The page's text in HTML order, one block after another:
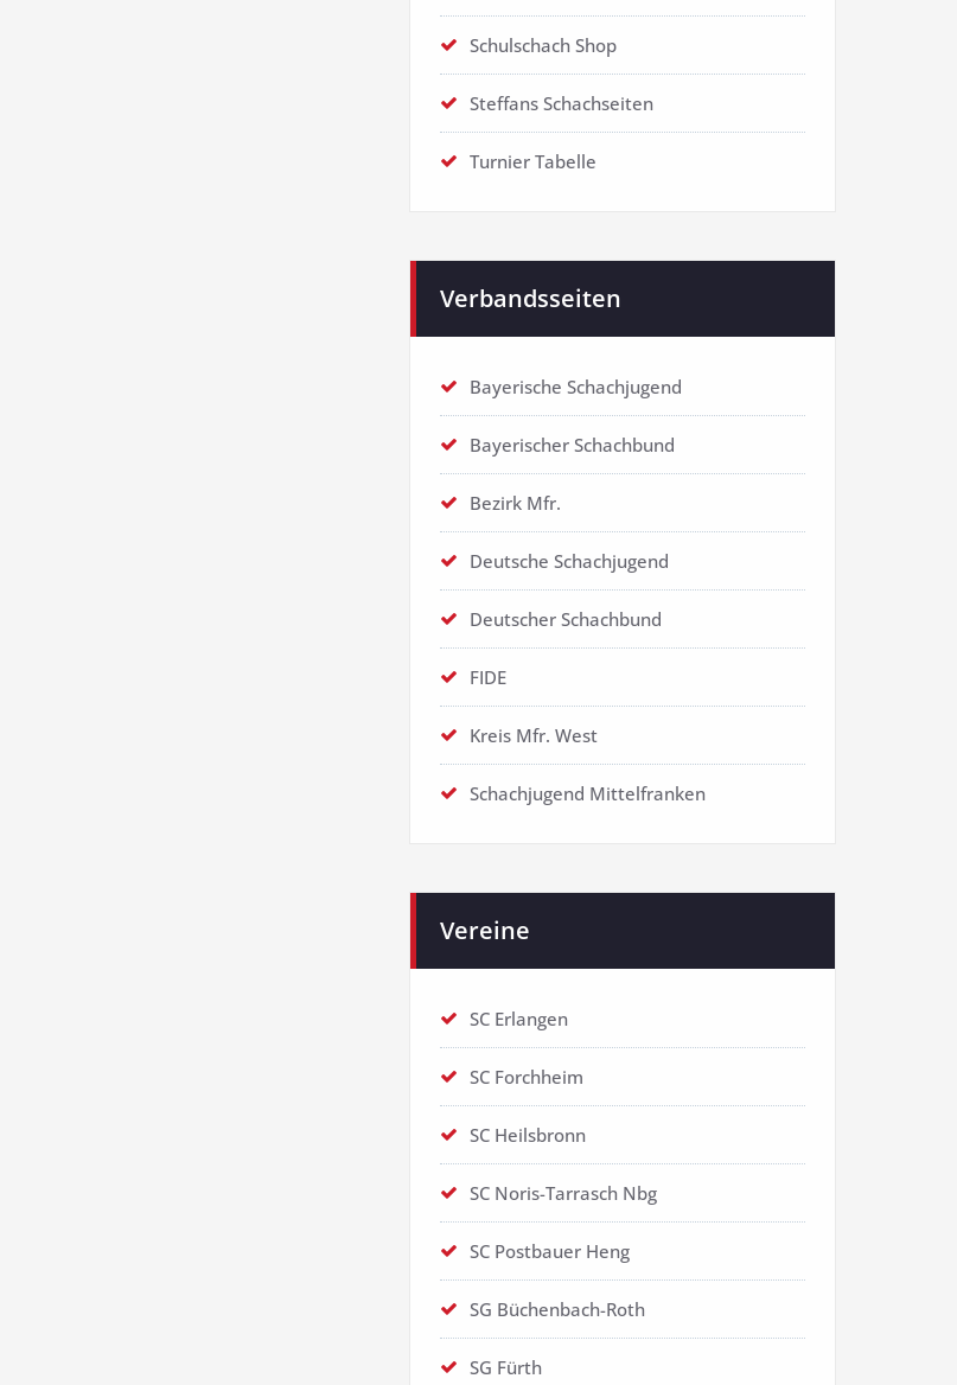
Schulschach Shop
Steffans Schachseiten
Turnier Tabelle
Verbandsseiten
Bayerische Schachjugend
Bayerischer Schachbund
Bezirk Mfr.
Deutsche Schachjugend
Deutscher Schachbund
FIDE
Kreis Mfr. West
Schachjugend Mittelfranken
Vereine
SC Erlangen
SC Forchheim
SC Heilsbronn
SC Noris-Tarrasch Nbg
SC Postbauer Heng
SG Büchenbach-Roth
SG Fürth